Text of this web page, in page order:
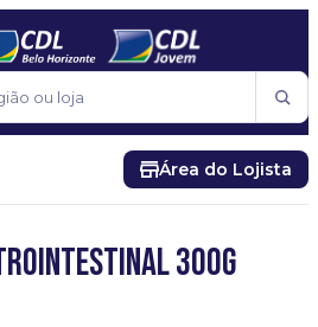
Área do Lojista
300g